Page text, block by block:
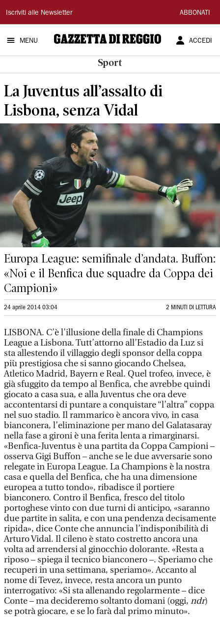
Gazzetta
di
Reggio
Iscriviti alle Newsletter ABBONATI
MENU ACCEDI
Sport
La Juventus all’assalto di
Lisbona, senza Vidal
Europa League: semifinale d’andata. Buffon:
«Noi e il Benfica due squadre da Coppa dei
Campioni»
24 aprile 2014 03:04 2 MINUTI DI LETTURA
LISBONA. C’è l’illusione della finale di Champions
League a Lisbona. Tutt’attorno all’Estadio da Luz si
sta allestendo il villaggio degli sponsor della coppa
più prestigiosa che si sanno giocando Chelsea,
Atletico Madrid, Bayern e Real. Quel trofeo, invece, è
già sfuggito da tempo al Benfica, che avrebbe quindi
giocato a casa sua, e alla Juventus che ora deve
accontentarsi di puntare a conquistare “l’altra” coppa
nel suo stadio. Il rammarico è ancora vivo, in casa
bianconera, l’eliminazione per mano del Galatasaray
nella fase a gironi è una ferita lenta a rimarginarsi.
«Benfica-Juventus è una partita da Coppa Campioni –
osserva Gigi Buffon – anche se le due avversarie sono
relegate in Europa League. La Champions è la nostra
casa e quella del Benfica, che ha una dimensione
europea a tutto tondo», ribadisce il portiere
bianconero. Contro il Benfica, fresco del titolo
portoghese vinto con due turni di anticipo, «saranno
due partite in salita, e con una pendenza decisamente
ripida», dice Conte che annuncia l’indisponibilità di
Arturo Vidal. Il cileno è stato costretto ancora una
volta ad arrendersi al ginocchio dolorante. «Resta a
riposo – spiega il tecnico bianconero –. Speriamo che
recuperi in una settimana, speriamo». Accanto al
nome di Tevez, invece, resta ancora un punto
interrogativo: «Si sta allenando regolarmente – dice
Conte – ma decideremo soltanto domani (oggi, ndr)
se potrà giocare, e se lo farà dal primo minuto».